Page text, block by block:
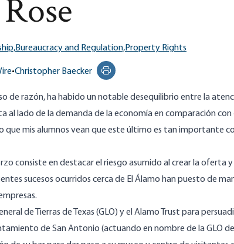
Bureaucracy and Regulation,Property Rights
•Christopher Baecker
Print this page
de razón, ha habido un notable desequilibrio entre la
al lado de la demanda de la economía en comparación con
mis alumnos vean que este último es tan importante
consiste en destacar el riesgo asumido al crear la oferta
sucesos ocurridos cerca de El Álamo han puesto de
de Tierras de Texas (GLO) y el Alamo Trust para
de San Antonio (actuando en nombre de la GLO de